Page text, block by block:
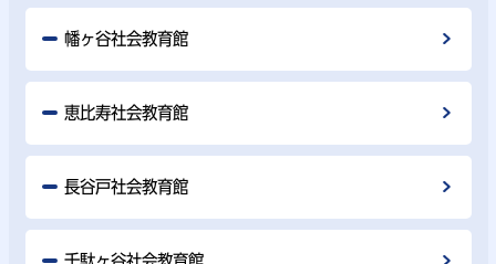
幡ヶ谷社会教育館
恵比寿社会教育館
長谷戸社会教育館
千駄ヶ谷社会教育館